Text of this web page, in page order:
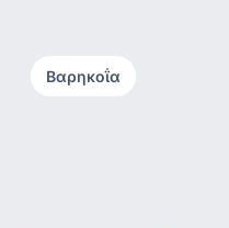
Βαρηκοΐα